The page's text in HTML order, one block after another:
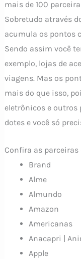
mais de 100
Sobretudo através
acumula os pontos
Sendo assim você
exemplo, lojas de
viagens. Mas os
mais do que isso,
eletrônicos e outros
dotes e você só
Confira as parceiras
Brand
Alme
Almundo
Amazon
Americanas
Anacapri |
Apple